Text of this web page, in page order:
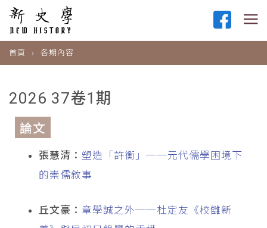
首頁 各期內容
2026 37卷1期
論文
張慧清： 塑造「許衡」──元代儒學困境下
的崇儒敘事
丘文豪： 章學誠之外──杜定友《校讎新